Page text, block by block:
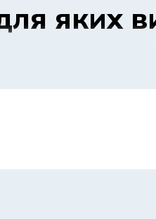
яких
але перевищують